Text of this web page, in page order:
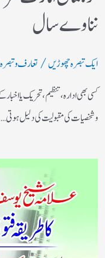
نناوے سال
ایک تبصرہ چھوڑیں/تعارف و تبصرہ
کسی بھی ادارہ ،تنظیم ،تحریک یا
وشخصیات کی مقبولیت کی دلیل ہوتی…